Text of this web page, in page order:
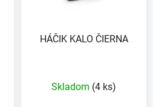
HÁČIK KALO ČIERNA
Skladom (4 ks)